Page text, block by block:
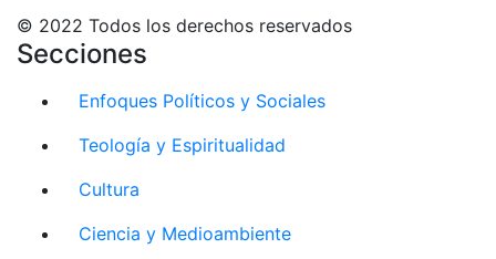
© 2022 Todos los derechos reservados
Secciones
Enfoques Políticos y Sociales
Teología y Espiritualidad
Cultura
Ciencia y Medioambiente